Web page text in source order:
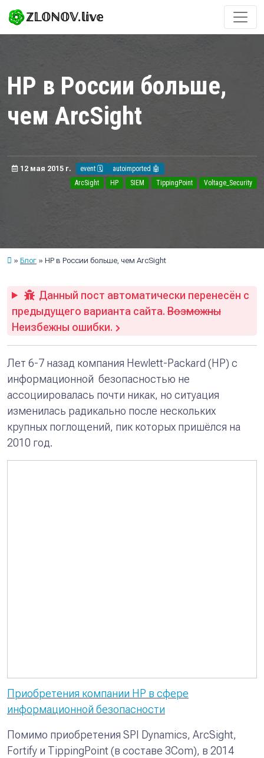
ℤ𝕃𝕆ℕ𝕆𝕍.𝕝𝕚𝕧𝕖
HP в России больше,
чем ArcSight
12 мая 2015 г. event 🗓️
autoimported 🤖
ArcSight
HP SIEM TippingPoint Voltage_Security
Блог HP в России больше, чем ArcSight
Данный пост автоматически перенесён с
предыдущего варианта сайта. Возможны
Неизбежны ошибки.
Лет 6-7 назад компания Hewlett-Packard (HP) с
информационной безопасностью не
ассоциировалась почти никак, но ситуация
изменилась радикально после нескольких
крупных поглощений, пик которых пришёлся на
2010 год.
Приобретения компании HP в сфере
информационной безопасности
Помимо приобретения SPI Dynamics, ArcSight,
Fortify и TippingPoint (в составе 3Com), в 2014